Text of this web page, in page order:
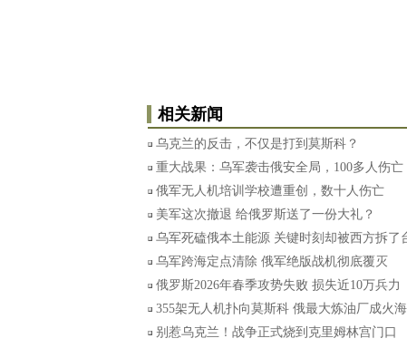
相关新闻
乌克兰的反击，不仅是打到莫斯科？
重大战果：乌军袭击俄安全局，100多人伤亡
俄军无人机培训学校遭重创，数十人伤亡
美军这次撤退 给俄罗斯送了一份大礼？
乌军死磕俄本土能源 关键时刻却被西方拆了
乌军跨海定点清除 俄军绝版战机彻底覆灭
俄罗斯2026年春季攻势失败 损失近10万兵力
355架无人机扑向莫斯科 俄最大炼油厂成火海
别惹乌克兰！战争正式烧到克里姆林宫门口